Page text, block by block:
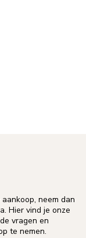
neem dan
Hier vind je onze
vragen en
te nemen.